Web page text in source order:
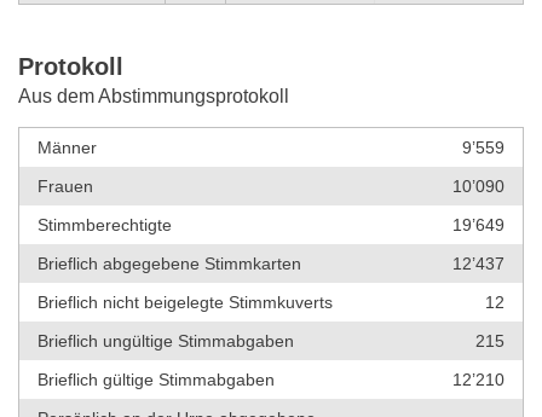
Protokoll
Aus dem Abstimmungsprotokoll
Männer
9’559
Frauen
10’090
Stimmberechtigte
19’649
Brieflich abgegebene Stimmkarten
12’437
Brieflich nicht beigelegte Stimmkuverts
12
Brieflich ungültige Stimmabgaben
215
Brieflich gültige Stimmabgaben
12’210